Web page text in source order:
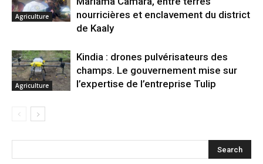
Agriculture
nourricières et enclavement du district
de Kaaly
Agriculture
Kindia : drones pulvérisateurs des
champs. Le gouvernement mise sur
l’expertise de l’entreprise Tulip